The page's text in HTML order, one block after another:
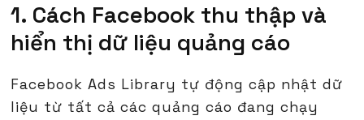
1. Cách Facebook thu thập và
hiển thị dữ liệu quảng cáo
Facebook Ads Library tự động cập nhật dữ
liệu từ tất cả các quảng cáo đang chạy